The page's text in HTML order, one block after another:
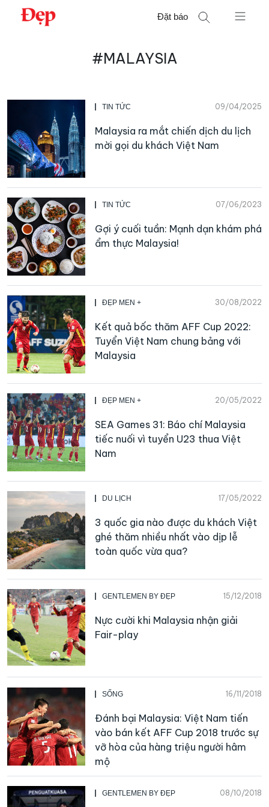
Chuyển
Đặt báo
#MALAYSIA
TIN TỨC 09/04/2025
Malaysia ra mắt chiến dịch du lịch
mời gọi du khách Việt Nam
TIN TỨC 07/06/2023
Gợi ý cuối tuần: Mạnh dạn khám phá
ẩm thực Malaysia!
ĐẸP MEN + 30/08/2022
Kết quả bốc thăm AFF Cup 2022:
Tuyển Việt Nam chung bảng với
Malaysia
ĐẸP MEN + 20/05/2022
SEA Games 31: Báo chí Malaysia
tiếc nuối vì tuyển U23 thua Việt
Nam
DU LỊCH 17/05/2022
3 quốc gia nào được du khách Việt
ghé thăm nhiều nhất vào dịp lễ
toàn quốc vừa qua?
GENTLEMEN BY ĐẸP 15/12/2018
Nực cười khi Malaysia nhận giải
Fair-play
SỐNG 16/11/2018
Đánh bại Malaysia: Việt Nam tiến
vào bán kết AFF Cup 2018 trước sự
vỡ hòa của hàng triệu người hâm
mộ
GENTLEMEN BY ĐẸP 08/10/2018